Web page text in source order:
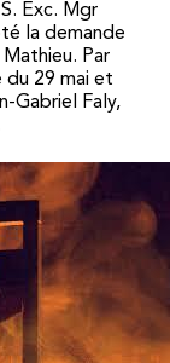
Exc. Mgr
la demande
Par
29 mai et
Gabriel Faly,